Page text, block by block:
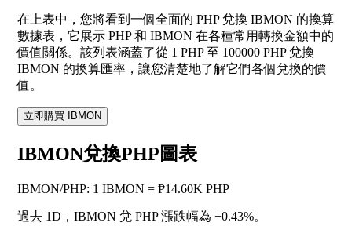
在上表中，您將看到一個全面的 PHP 兌換 IBMON 的換算
數據表，它展示 PHP 和 IBMON 在各種常用轉換金額中的
價值關係。該列表涵蓋了從 1 PHP 至 100000 PHP 兌換
IBMON 的換算匯率，讓您清楚地了解它們各個兌換的價
值。
立即購買 IBMON
IBMON兌換PHP圖表
IBMON/PHP: 1 IBMON = ₱14.60K PHP
過去 1D，IBMON 兌 PHP 漲跌幅為 +0.43%。